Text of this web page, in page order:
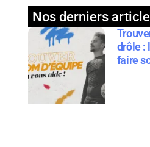
Nos derniers
drôle :
faire